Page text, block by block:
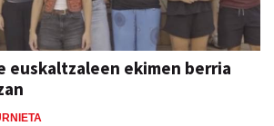
euskaltzaleen ekimen berria